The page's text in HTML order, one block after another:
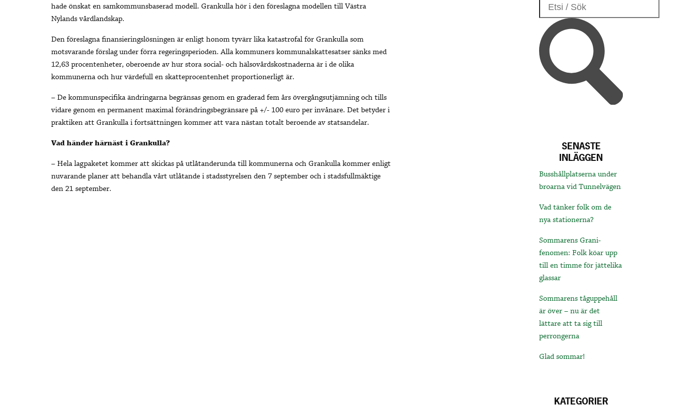
hade önskat en samkommunsbaserad modell. Grankulla hör i den föreslagna modellen till Västra
Nylands vårdlandskap.
Den föreslagna finansieringslösningen är enligt honom tyvärr lika katastrofal för Grankulla som
motsvarande förslag under förra regeringsperioden. Alla kommuners kommunalskattesatser sänks med
12,63 procentenheter, oberoende av hur stora social- och hälsovårdskostnaderna är i de olika
kommunerna och hur värdefull en skatteprocentenhet proportionerligt är.
– De kommunspecifika ändringarna begränsas genom en graderad fem års övergångsutjämning och tills
vidare genom en permanent maximal förändringsbegränsare på +/- 100 euro per invånare. Det betyder i
praktiken att Grankulla i fortsättningen kommer att vara nästan totalt beroende av statsandelar.
Vad händer härnäst i Grankulla?
– Hela lagpaketet kommer att skickas på utlåtanderunda till kommunerna och Grankulla kommer enligt
nuvarande planer att behandla vårt utlåtande i stadsstyrelsen den 7 september och i stadsfullmäktige
den 21 september.
SENASTE
INLÄGGEN
Busshållplatserna under
broarna vid Tunnelvägen
Vad tänker folk om de
nya stationerna?
Sommarens Grani-
fenomen: Folk köar upp
till en timme för jättelika
glassar
Sommarens tåguppehåll
är över – nu är det
lättare att ta sig till
perrongerna
Glad sommar!
KATEGORIER